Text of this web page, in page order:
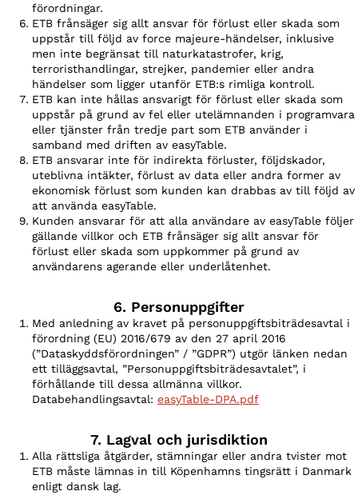
förordningar.
ETB frånsäger sig allt ansvar för förlust eller skada som
uppstår till följd av force majeure-händelser, inklusive
men inte begränsat till naturkatastrofer, krig,
terroristhandlingar, strejker, pandemier eller andra
händelser som ligger utanför ETB:s rimliga kontroll.
ETB kan inte hållas ansvarigt för förlust eller skada som
uppstår på grund av fel eller utelämnanden i programvara
eller tjänster från tredje part som ETB använder i
samband med driften av easyTable.
ETB ansvarar inte för indirekta förluster, följdskador,
uteblivna intäkter, förlust av data eller andra former av
ekonomisk förlust som kunden kan drabbas av till följd av
att använda easyTable.
Kunden ansvarar för att alla användare av easyTable följer
gällande villkor och ETB frånsäger sig allt ansvar för
förlust eller skada som uppkommer på grund av
användarens agerande eller underlåtenhet.
6. Personuppgifter
Med anledning av kravet på personuppgiftsbiträdesavtal i
förordning (EU) 2016/679 av den 27 april 2016
(”Dataskyddsförordningen” / ”GDPR”) utgör länken nedan
ett tilläggsavtal, ”Personuppgiftsbiträdesavtalet”, i
förhållande till dessa allmänna villkor.
Databehandlingsavtal: easyTable-DPA.pdf
7. Lagval och jurisdiktion
Alla rättsliga åtgärder, stämningar eller andra tvister mot
ETB måste lämnas in till Köpenhamns tingsrätt i Danmark
enligt dansk lag.